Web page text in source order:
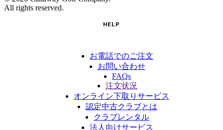
All rights reserved.
HELP
お電話でのご注文
お問い合わせ
FAQs
注文状況
オンライン下取りサービス
認定中古クラブとは
クラブレンタル
法人向けサービス